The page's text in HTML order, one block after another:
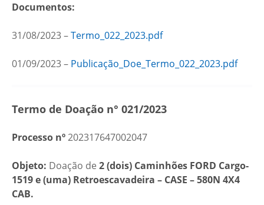
Documentos:
31/08/2023 –Termo_022_2023.pdf
01/09/2023 – Publicação_Doe_Termo_022_2023.pdf
Termo de Doação n° 021/2023
Processo nº202317647002047
Objeto: Doação de 2 (dois) Caminhões FORD Cargo-
1519 e (uma) Retroescavadeira – CASE – 580N 4X4
CAB.